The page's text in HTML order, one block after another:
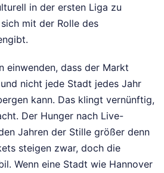
in der ersten Liga zu
mit der Rolle des
einwenden, dass der Markt
nicht jede Stadt jedes Jahr
kann. Das klingt vernünftig,
Der Hunger nach Live-
Jahren der Stille größer denn
steigen zwar, doch die
Wenn eine Stadt wie Hannover